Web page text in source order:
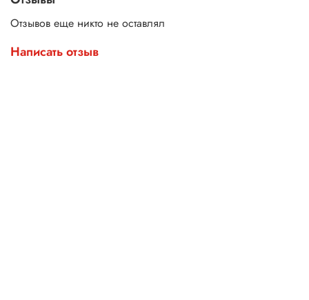
Отзывов еще никто не оставлял
Написать отзыв